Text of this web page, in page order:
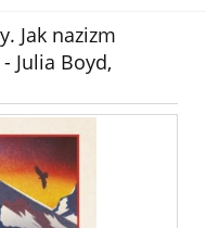
Jak nazizm
Julia Boyd,